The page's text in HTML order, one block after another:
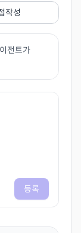
작성
전트가
등록